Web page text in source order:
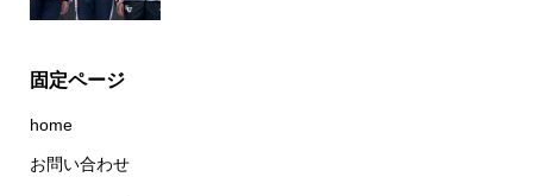
固定ページ
home
お問い合わせ